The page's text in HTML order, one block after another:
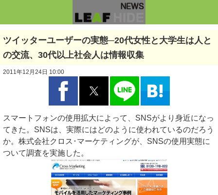
ツイッターユーザーの実態─20代女性と大学生は人と
の交流、30代以上社会人は情報収集
2011年12月24日 10:00
スマートフォンの使用拡大によって、SNSがより身近になっ
てきた。SNSは、実際にはどのように使われているのだろう
か。株式会社クロス･マーケティングが、SNSの使用実態に
ついて調査を実施した。